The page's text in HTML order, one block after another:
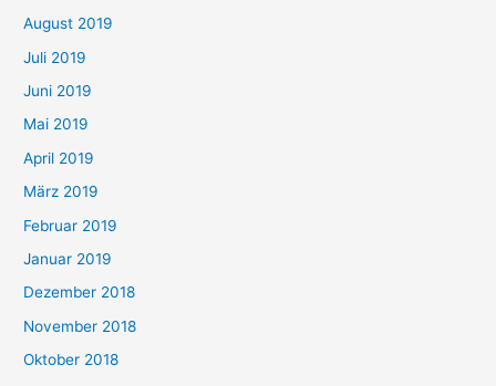
August 2019
Juli 2019
Juni 2019
Mai 2019
April 2019
März 2019
Februar 2019
Januar 2019
Dezember 2018
November 2018
Oktober 2018